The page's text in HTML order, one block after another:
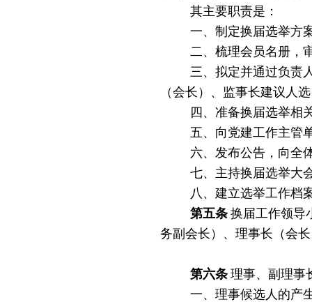
其主要职责是：
一、制定换届选举方
二、梳理会员名册，
三、拟定并通过负责
（会长）、监事长建议人
四、准备换届选举相
五、向党建工作主管
六、发布公告，向全
七、主持换届选举大
八、建立选举工作档
第五条 换届工作领导
务副会长）、理事长（会
第六条 理事、副理事
一、 理事候选人的产